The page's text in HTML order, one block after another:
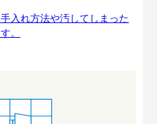
入れ方法や汚してしまった
。